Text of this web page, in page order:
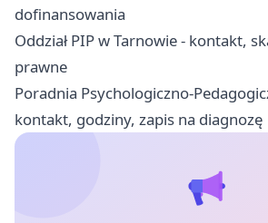
dofinansowania
Oddział PIP w Tarnowie - kontakt,
prawne
Poradnia Psychologiczno-
kontakt, godziny, zapis na diagnozę